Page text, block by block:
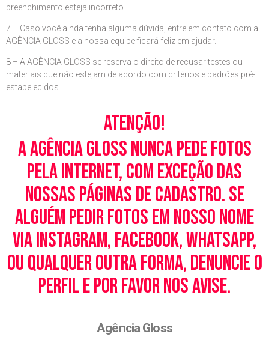
preenchimento esteja incorreto.
7 – Caso você ainda tenha alguma dúvida, entre em contato com a
AGÊNCIA GLOSS e a nossa equipe ficará feliz em ajudar.
8 – A AGÊNCIA GLOSS se reserva o direito de recusar testes ou
materiais que não estejam de acordo com critérios e padrões pré-
estabelecidos.
Atenção!
A Agência Gloss nunca pede fotos
pela Internet, com exceção das
nossas páginas de cadastro. Se
alguém pedir fotos em nosso nome
via Instagram, Facebook, WhatsApp,
ou qualquer outra forma, denuncie o
perfil e por favor nos avise.
Agência Gloss